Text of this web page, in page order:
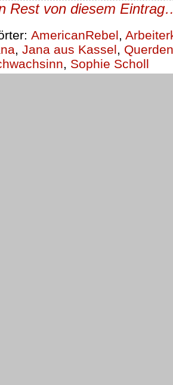
Rest von diesem
AmericanRebel,
, Jana aus Kassel,
, Sophie Scholl